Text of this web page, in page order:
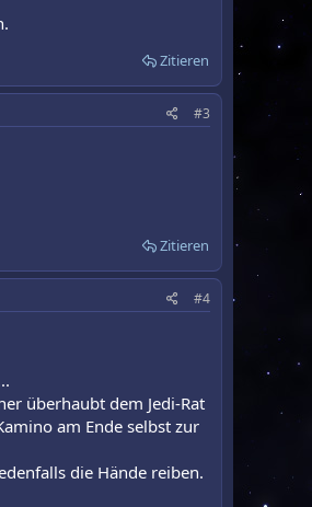
Zitieren
#3
Zitieren
#4
überhaubt dem Jedi-Rat
am Ende selbst zur
die Hände reiben.